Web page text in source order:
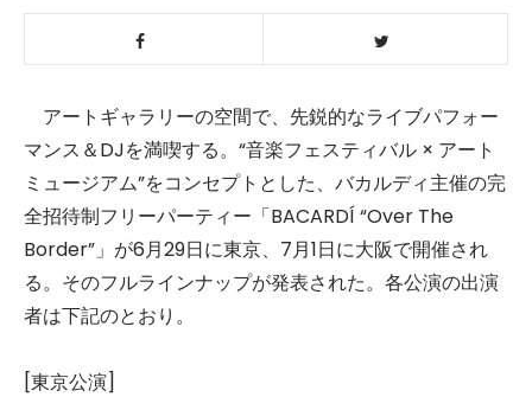
アートギャラリーの空間で、先鋭的なライブパフォー
マンス＆DJを満喫する。“音楽フェスティバル × アート
ミュージアム”をコンセプトとした、バカルディ主催の完
全招待制フリーパーティー「BACARDÍ “Over The
Border”」が6月29日に東京、7月1日に大阪で開催され
る。そのフルラインナップが発表された。各公演の出演
者は下記のとおり。
[東京公演]